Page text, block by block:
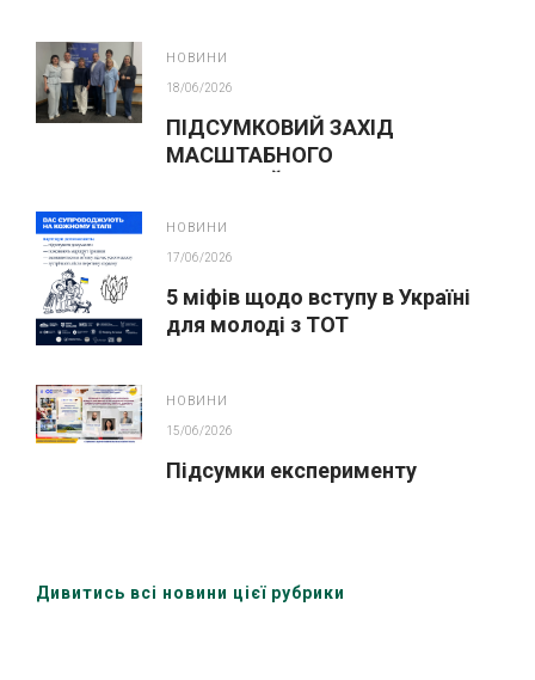
НОВИНИ
18/06/2026
ПІДСУМКОВИЙ ЗАХІД
МАСШТАБНОГО
НОВИНИ
17/06/2026
5 міфів щодо вступу в Україні
для молоді з ТОТ
НОВИНИ
15/06/2026
Підсумки експерименту
Дивитись всі новини цієї рубрики